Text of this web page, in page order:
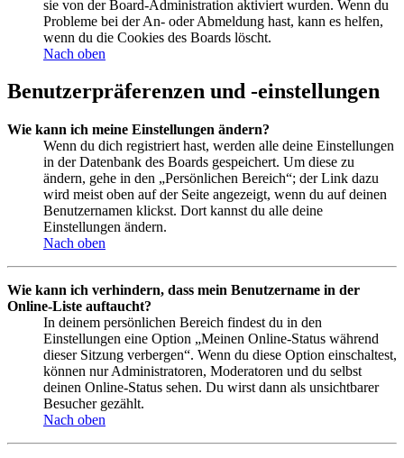
sie von der Board-Administration aktiviert wurden. Wenn du
Probleme bei der An- oder Abmeldung hast, kann es helfen,
wenn du die Cookies des Boards löscht.
Nach oben
Benutzerpräferenzen und -einstellungen
Wie kann ich meine Einstellungen ändern?
Wenn du dich registriert hast, werden alle deine Einstellungen
in der Datenbank des Boards gespeichert. Um diese zu
ändern, gehe in den „Persönlichen Bereich“; der Link dazu
wird meist oben auf der Seite angezeigt, wenn du auf deinen
Benutzernamen klickst. Dort kannst du alle deine
Einstellungen ändern.
Nach oben
Wie kann ich verhindern, dass mein Benutzername in der
Online-Liste auftaucht?
In deinem persönlichen Bereich findest du in den
Einstellungen eine Option „Meinen Online-Status während
dieser Sitzung verbergen“. Wenn du diese Option einschaltest,
können nur Administratoren, Moderatoren und du selbst
deinen Online-Status sehen. Du wirst dann als unsichtbarer
Besucher gezählt.
Nach oben